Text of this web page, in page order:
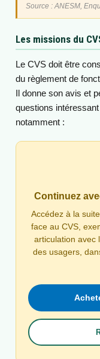
Source : ANESM,
Les missions du
Le CVS doit être
du règlement de
Il donne son avis et
questions
notamment :
L'organisation
Les activités, les
Les projets de
La nature et le
L'affectation des
L'entretien des
Le relogement
L'animation de la
pour favoriser les
modifications
prise en charge
Continuez
Accédez à la
face au CVS,
articulation avec
des usagers,